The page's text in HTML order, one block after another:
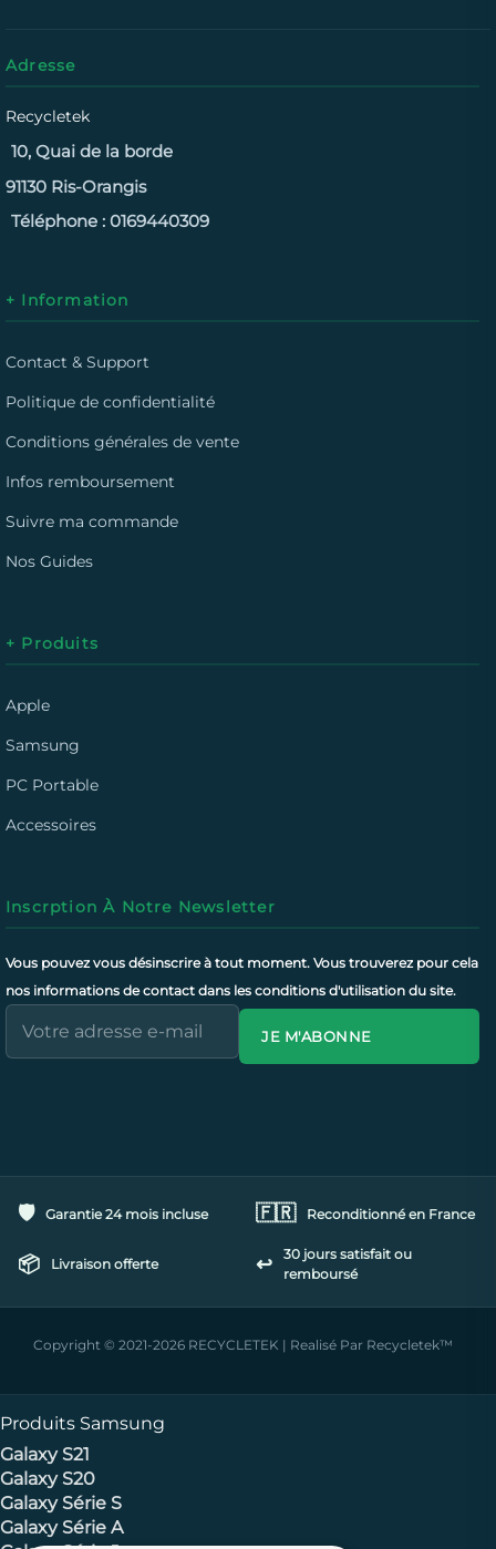
Adresse
Recycletek
10, Quai de la borde
91130 Ris-Orangis
Téléphone : 0169440309
+ Information
Contact & Support
Politique de confidentialité
Conditions générales de vente
Infos remboursement
Suivre ma commande
Nos Guides
+ Produits
Apple
Samsung
PC Portable
Accessoires
Inscrption À Notre Newsletter
Vous pouvez vous désinscrire à tout moment. Vous trouverez pour cela
nos informations de contact dans les conditions d'utilisation du site.
JE M'ABONNE
🛡️ Garantie 24 mois incluse 🇫🇷 Reconditionné en France
📦 Livraison offerte ↩️
30 jours satisfait ou
remboursé
Copyright © 2021-2026 RECYCLETEK | Realisé Par Recycletek™
Produits Samsung
Galaxy S21
Galaxy S20
Galaxy Série S
Galaxy Série A